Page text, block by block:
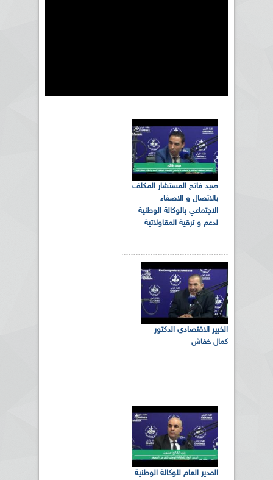
صيد فاتح المستشار المكلف
بالاتصال و الاصغاء
الاجتماعي بالوكالة الوطنية
لدعم و ترقية المقاولاتية
الخبير الاقتصادي الدكتور
كمال خفاش
المدير العام للوكالة الوطنية